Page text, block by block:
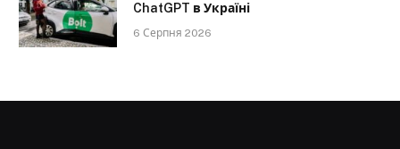
ChatGPT в Україні
6 Серпня 2026